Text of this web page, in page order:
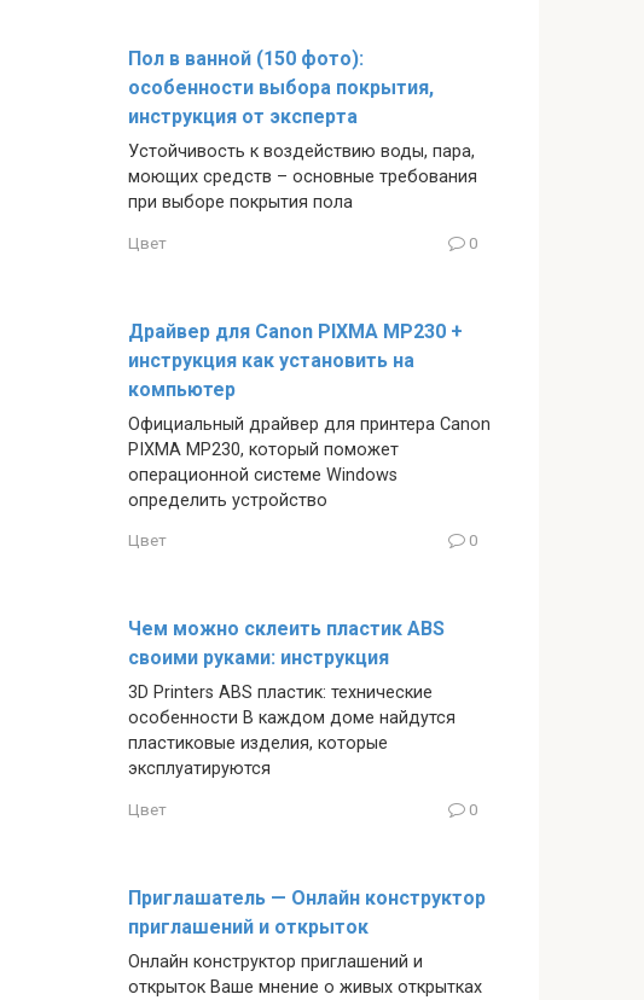
Пол в ванной (150 фото):
особенности выбора покрытия,
инструкция от эксперта
Устойчивость к воздействию воды, пара,
моющих средств – основные требования
при выборе покрытия пола
Цвет 0
Драйвер для Canon PIXMA MP230 +
инструкция как установить на
компьютер
Официальный драйвер для принтера Canon
PIXMA MP230, который поможет
операционной системе Windows
определить устройство
Цвет 0
Чем можно склеить пластик ABS
своими руками: инструкция
3D Printers ABS пластик: технические
особенности В каждом доме найдутся
пластиковые изделия, которые
эксплуатируются
Цвет 0
Приглашатель — Онлайн конструктор
приглашений и открыток
Онлайн конструктор приглашений и
открыток Ваше мнение о живых открытках